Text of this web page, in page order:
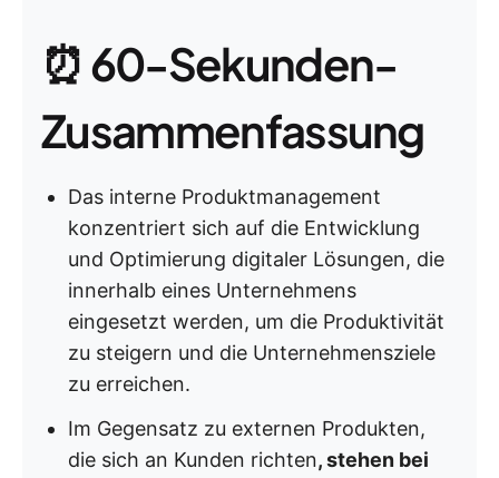
⏰ 60-Sekunden-
Zusammenfassung
Das interne Produktmanagement
konzentriert sich auf die Entwicklung
und Optimierung digitaler Lösungen, die
innerhalb eines Unternehmens
eingesetzt werden, um die Produktivität
zu steigern und die Unternehmensziele
zu erreichen.
Im Gegensatz zu externen Produkten,
die sich an Kunden richten, stehen bei